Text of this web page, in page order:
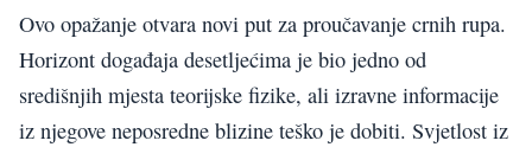
Ovo opažanje otvara novi put za proučavanje crnih rupa.
Horizont događaja desetljećima je bio jedno od
središnjih mjesta teorijske fizike, ali izravne informacije
iz njegove neposredne blizine teško je dobiti. Svjetlost iz